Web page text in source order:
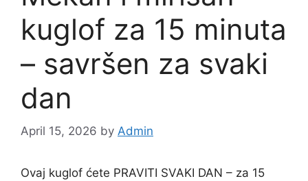
kuglof za 15 minuta
– savršen za svaki
dan
April 15, 2026 by Admin
Ovaj kuglof ćete PRAVITI SVAKI DAN – za 15